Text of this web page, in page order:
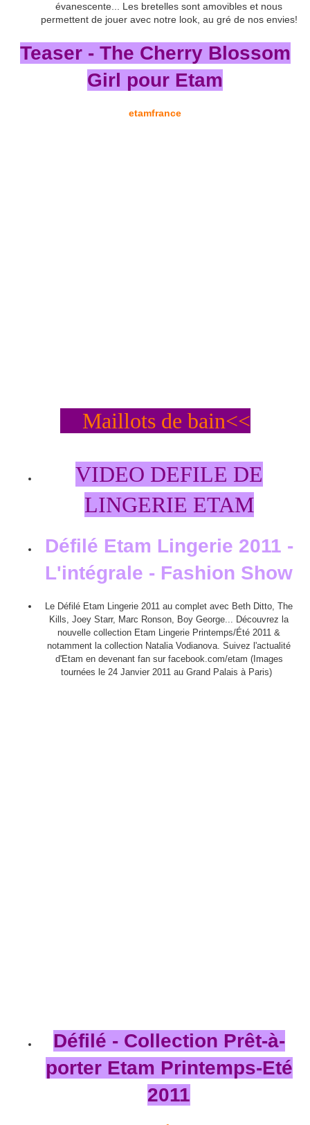
évanescente... Les bretelles sont amovibles et nous
permettent de jouer avec notre look, au gré de nos envies!
Teaser - The Cherry Blossom
Girl pour Etam
etamfrance
Maillots de bain<<
VIDEO DEFILE DE
LINGERIE ETAM
Défilé Etam Lingerie 2011 -
L'intégrale - Fashion Show
Le Défilé Etam Lingerie 2011 au complet avec Beth Ditto, The
Kills, Joey Starr, Marc Ronson, Boy George... Découvrez la
nouvelle collection Etam Lingerie Printemps/Été 2011 &
notamment la collection Natalia Vodianova. Suivez l'actualité
d'Etam en devenant fan sur facebook.com/etam (Images
tournées le 24 Janvier 2011 au Grand Palais à Paris)
Défilé - Collection Prêt-à-
porter Etam Printemps-Eté
2011